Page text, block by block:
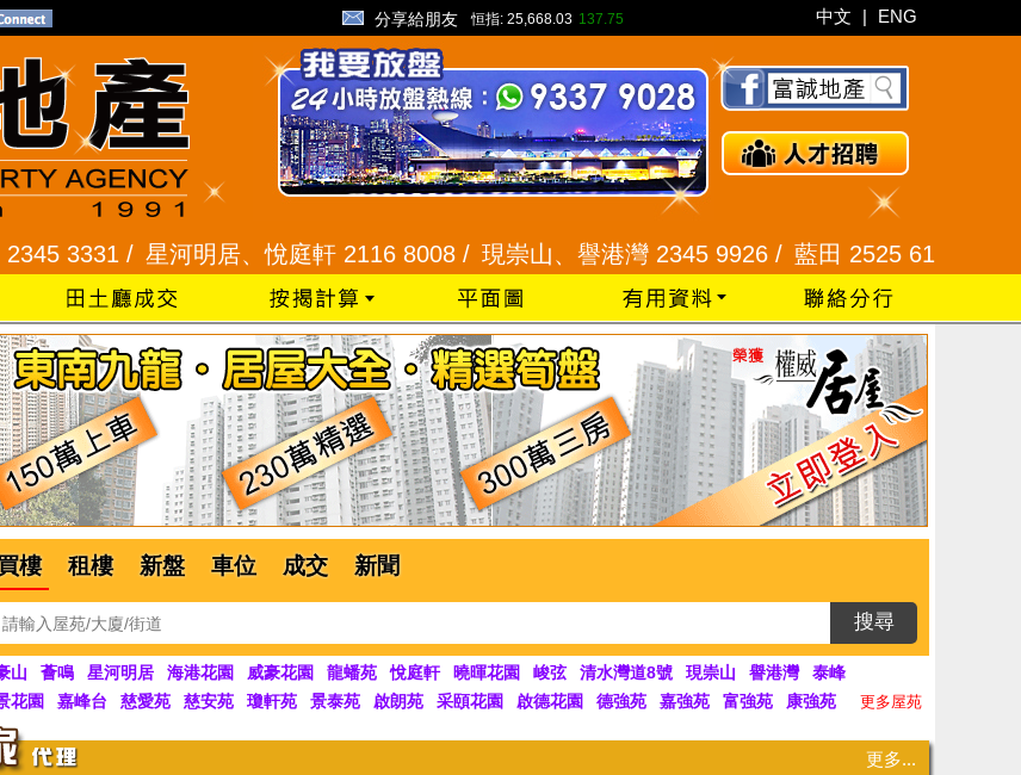
分享給朋友 恒指: 25,668.03 137.75 中文 | ENG
星河明居、悅庭軒 2116 8008 / 現崇山、譽港灣 2345 9926 / 藍田 2525 6100 / 油塘 2525 3600
樓 租樓 新盤 車位 成交 新聞
搜尋
山 薈鳴 星河明居 海港花園 威豪花園 龍蟠苑 悅庭軒 曉暉花園 峻弦 清水灣道8號 現崇山 譽港灣 泰峰
花園 嘉峰台 慈愛苑 慈安苑 瓊軒苑 景泰苑 啟朗苑 采頤花園 啟德花園 德強苑 嘉強苑 富強苑 康強苑 更多屋苑
更多...